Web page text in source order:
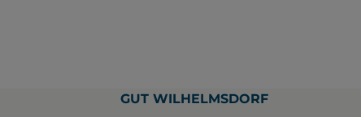
GUT WILHELMSDORF